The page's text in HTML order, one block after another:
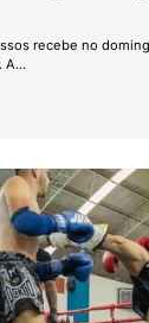
recebe no
A...